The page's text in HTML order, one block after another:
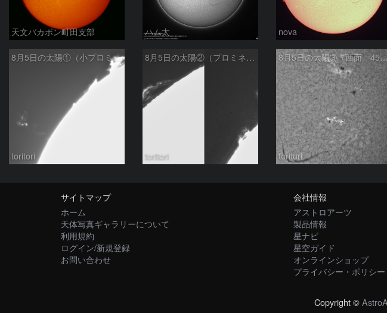
天文バカボン町田支部 ハム太 nova
8月5日の太陽①（小プロミネン噴出 ）
toritori
8月5日の太陽②（プロミネンス北東縁 ）
toritori
8月5日の太陽➂（西面
toritori
サイトマップ
ホーム
天体写真ギャラリーについて
利用規約
ログイン/新規登録
お問い合わせ
会社情報
アストロアーツ
製品情報
星ナビ
星空ガイド
オンラインショップ
プライバシー・ポリシー
Copyright ©